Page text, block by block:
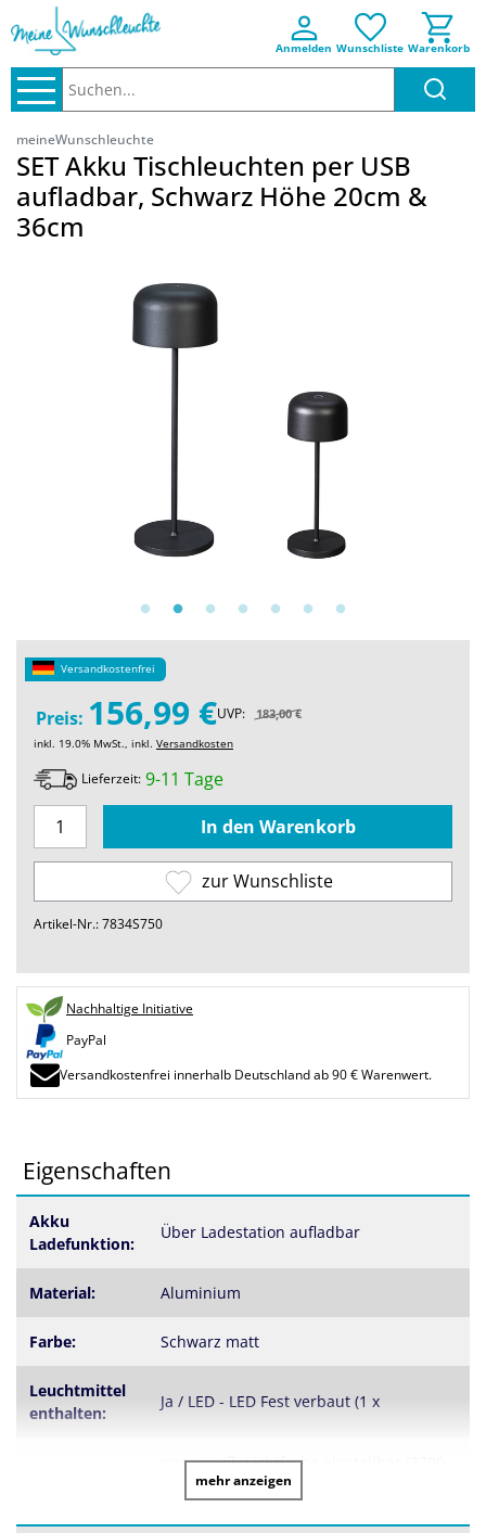
Anmelden Wunschliste Warenkorb
meineWunschleuchte
SET Akku Tischleuchten per USB
aufladbar, Schwarz Höhe 20cm &
36cm
Versandkostenfrei
Preis: 156,99 €UVP: 183,00 €
inkl. 19.0% MwSt., inkl. Versandkosten
Lieferzeit: 9-11 Tage
zur Wunschliste
Artikel-Nr.: 7834S750
Nachhaltige Initiative
PayPal
Versandkostenfrei innerhalb Deutschland ab 90 € Warenwert.
Eigenschaften
Akku
Ladefunktion:
Über Ladestation aufladbar
Material: Aluminium
Farbe: Schwarz matt
Leuchtmittel
enthalten:
Ja / LED - LED Fest verbaut (1 x
warmweiß, Lichtfarbe einstellbar (2200 -
2700 Kelvin)
mehr anzeigen